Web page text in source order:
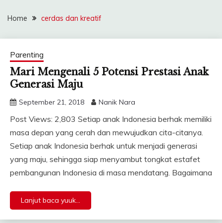
Home cerdas dan kreatif
Parenting
Mari Mengenali 5 Potensi Prestasi Anak
Generasi Maju
September 21, 2018 Nanik Nara
Post Views: 2,803 Setiap anak Indonesia berhak memiliki
masa depan yang cerah dan mewujudkan cita-citanya.
Setiap anak Indonesia berhak untuk menjadi generasi
yang maju, sehingga siap menyambut tongkat estafet
pembangunan Indonesia di masa mendatang. Bagaimana
Lanjut baca yuuk...